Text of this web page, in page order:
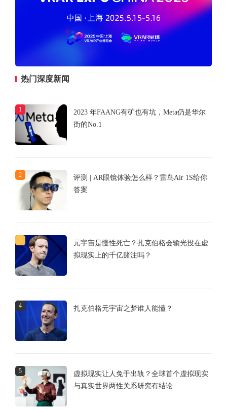
热门深度新闻
1
2023 年FAANG有矿也有坑，Meta仍是华尔
街的No.1
2
评测 | AR眼镜体验怎么样？雷鸟Air 1S给你
答案
3
元宇宙是慢性死亡？扎克伯格会输光投在虚
拟现实上的千亿赌注吗？
4 扎克伯格元宇宙之梦谁人能懂？
5
虚拟现实让人免于出轨？全球首个虚拟现实
与真实世界两性关系研究有结论